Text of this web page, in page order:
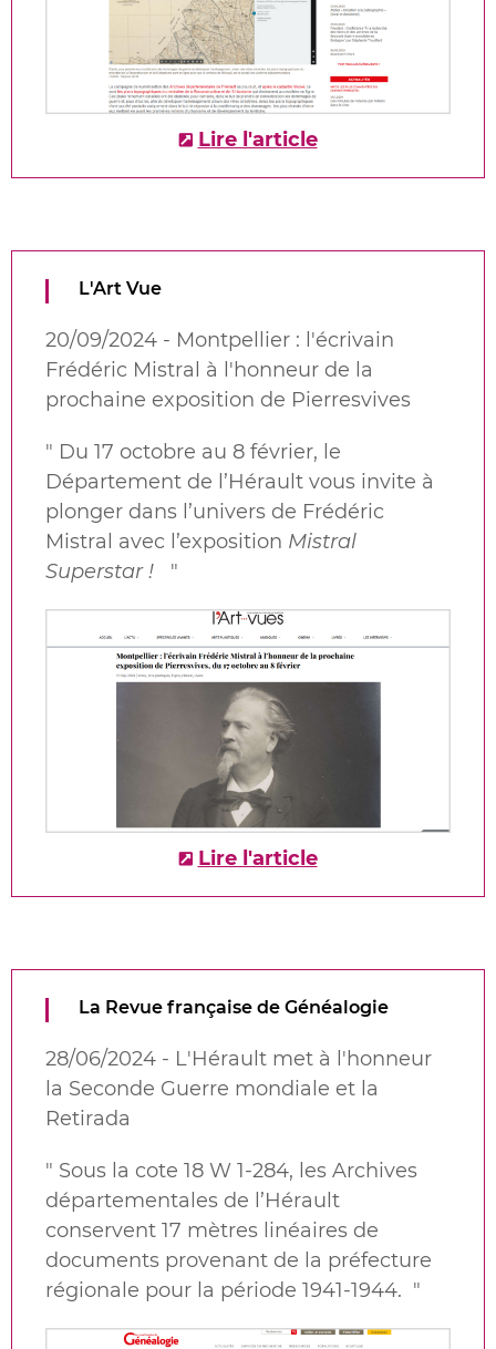
Lire l'article
L'Art Vue
20/09/2024 - Montpellier : l'écrivain
Frédéric Mistral à l'honneur de la
prochaine exposition de Pierresvives
" Du 17 octobre au 8 février, le
Département de l’Hérault vous invite à
plonger dans l’univers de Frédéric
Mistral avec l’exposition Mistral
Superstar !
"
Lire l'article
La Revue française de Généalogie
28/06/2024 - L'Hérault met à l'honneur
la Seconde Guerre mondiale et la
Retirada
" Sous la cote 18 W 1-284, les Archives
départementales de l’Hérault
conservent 17 mètres linéaires de
documents provenant de la préfecture
régionale pour la période 1941-1944. "